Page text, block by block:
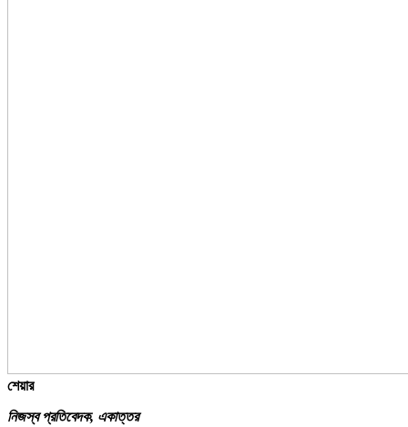
শেয়ার
নিজস্ব প্রতিবেদক, একাত্তর